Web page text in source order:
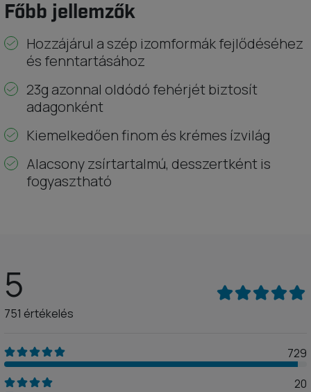
Főbb jellemzők
Hozzájárul a szép izomformák fejlődéséhez
és fenntartásához
23g azonnal oldódó fehérjét biztosít
adagonként
Kiemelkedően finom és krémes ízvilág
Alacsony zsírtartalmú, desszertként is
fogyasztható
5
751 értékelés
729
20